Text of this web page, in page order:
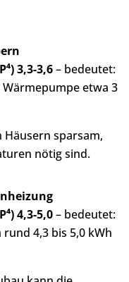
3,3-3,6– bedeutet:
etwa 3
sparsam,
nötig sind.
4,3-5,0– bedeutet:
4,3 bis 5,0 kWh